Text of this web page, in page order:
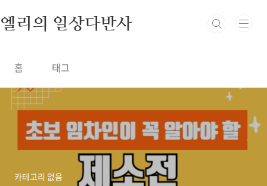
엘리의 일상다반사
홈 태그
카테고리 없음